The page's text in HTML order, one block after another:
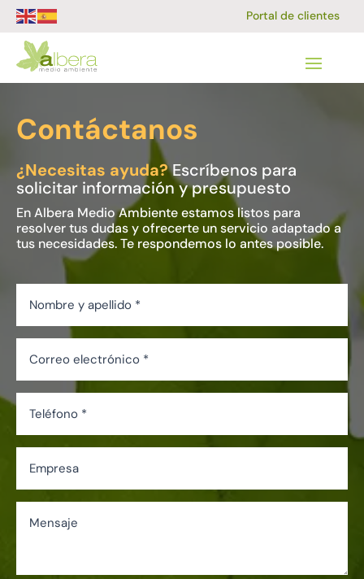
Portal de clientes
Contáctanos
¿Necesitas ayuda?Escríbenos para
solicitar información y presupuesto
En Albera Medio Ambiente estamos listos para
resolver tus dudas y ofrecerte un servicio adaptado a
tus necesidades. Te respondemos lo antes posible.